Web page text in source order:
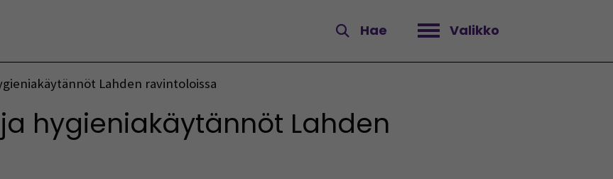
Hae Valikko
Avaa valikko
Lahden ravintoloissa
hygieniakäytännöt Lahden